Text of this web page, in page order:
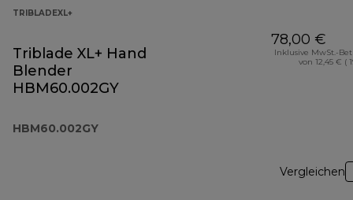
TRIBLADEXL+
Triblade XL+ Hand
Blender
HBM60.002GY
HBM60.002GY
78,00 €
Inklusive MwSt.-
von 12,45 € (
Vergleichen